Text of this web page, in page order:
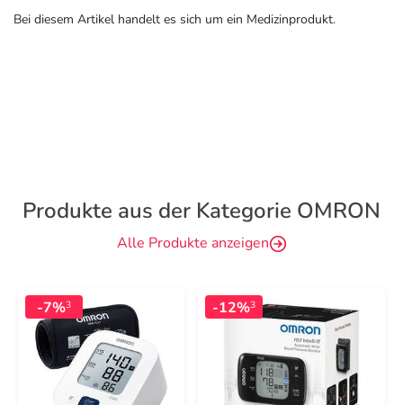
Bei diesem Artikel handelt es sich um ein Medizinprodukt.
Produkte aus der Kategorie OMRON
Alle Produkte anzeigen
-7%3 -12%3